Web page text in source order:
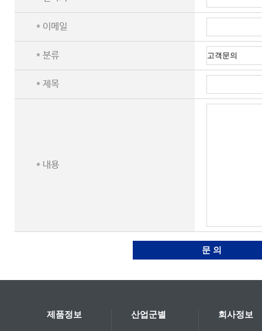
* 이메일
* 분류
* 제목
* 내용
문 의
제품정보 산업군별 회사정보